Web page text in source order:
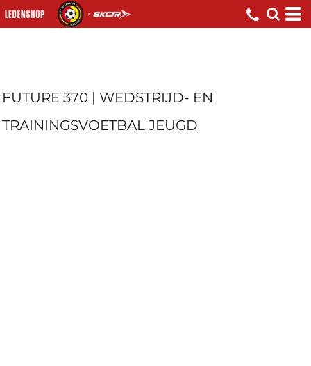
FUTURE 370 | WEDSTRIJD- EN
TRAININGSVOETBAL JEUGD